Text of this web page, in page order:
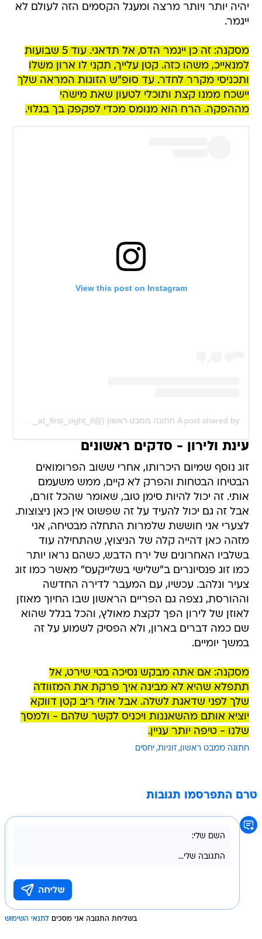
יהיה יותר ויותר מרצה ומעגל הקסמים הזה לעולם לא
ייגמר.
מסקנה: זה כן ייגמר הדס, אל תדאגי. עוד 5 שבועות
למנאייכ, משהו כזה. קטן עלייך, תקני לו ארון משלו
ותכניסי מקרר לחדר. עד סופ"ש הזוגות המראה שלך
יישכח ממנו קצת ותוכלי לטעון שאת מישהי
מההפקה. הרח הוא מנומס מכדי לפקפק בך בגלוי.
View this post on Instagram
A post shared by חתונה ממבט ראשון (@married_at_first_sight_il)
עינת ולירון - סדקים ראשונים
זוג נוסף שמיום היכרותו, אחרי ששוב הפרומואים
הבטיחו הבטחות והפרק לא קיים, ממש משעמם
אותי. זה יכול להיות סימן טוב, שאומר שהכל זורם,
אבל זה גם יכול להעיד על זה שפשוט אין כאן ניצוצות.
לצערי אני חוששת שלמרות התחלה מבטיחה, אני
מזהה כאן דהייה קלה של הניצוץ, שהתחילה עוד
בשלביו האחרונים של ירח הדבש, כשהם נראו יותר
כמו זוג פנסיונרים ב"שלישי בשלייקעס" מאשר כמו זוג
צעיר ונלהב. עכשיו, עם המעבר לדירה החדשה
וההורסת, נצפה גם הפריים הראשון שבו החיוך מאוזן
לאוזן של לירון הפך לקצת מאולץ, והכל בגלל שהוא
שם כמה דברים בארון, ולא הפסיק לשמוע על זה
במשך יומיים.
מסקנה: אם אתה מבקש נסיכה בטי שירט, אל
תתפלא שהיא לא מבינה איך פרקת את המזוודה
שלך לפני שדאגת לשלה. אבל אולי ריב קטן דווקא
יוציא אותם מהשאננות ויכניס לקשר שלהם - ולמסך
שלנו - טיפה יותר עניין.
חתונה ממבט ראשון זוגיות יחסים
טרם התפרסמו תגובות
בשליחת התגובה אני מסכים לתנאי השימוש